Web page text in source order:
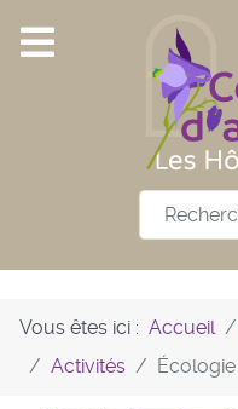
Vous êtes ici : Accueil
Activités